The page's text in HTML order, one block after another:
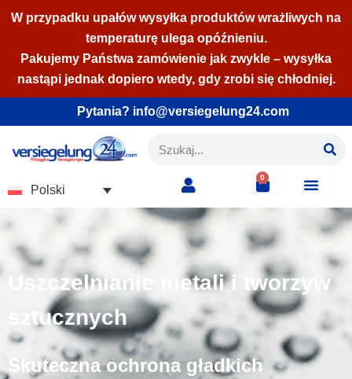
do
treści
W przypadku upałów wysyłka produktów wrażliwych na
temperaturę ulega opóźnieniu.
Pakujemy Państwa zamówienie jak zwykle – wysyłka
nastąpi jednak dopiero wtedy, gdy zrobi się chłodniej.
Pytania? info@versiegelung24.com
Polski
0
Uszczelnianie metali i tworzyw
sztucznych
Skuteczna ochrona gładkich